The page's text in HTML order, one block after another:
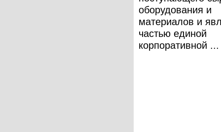
оборудования и
материалов и
частью единой
корпоративной ...